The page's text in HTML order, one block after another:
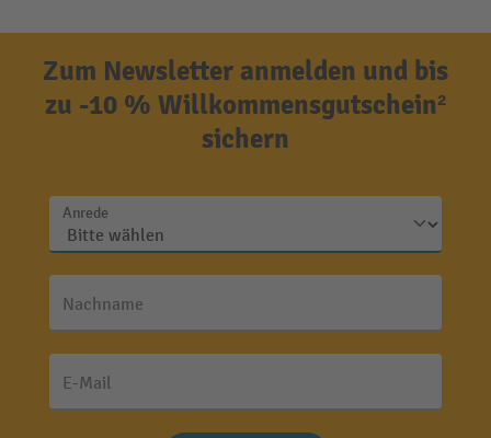
Zum Newsletter anmelden und bis
zu -10 % Willkommensgutschein²
sichern
Anrede
Nachname
E-Mail